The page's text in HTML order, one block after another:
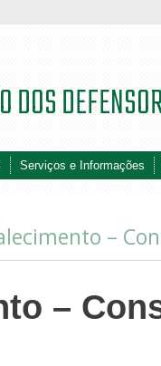
Serviços e Informações
DOS
–
–